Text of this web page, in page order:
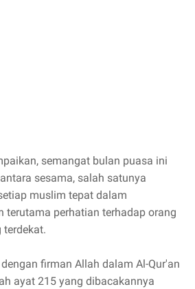
semangat bulan puasa ini
sesama, salah satunya
muslim tepat dalam
terutama perhatian terhadap orang
terdekat.
firman Allah dalam Al-Qur'an
ayat 215 yang dibacakannya